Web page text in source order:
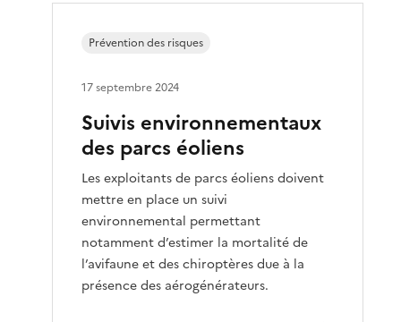
Suivis environnementaux
des parcs éoliens
Les exploitants de parcs éoliens doivent
mettre en place un suivi
environnemental permettant
notamment d’estimer la mortalité de
l’avifaune et des chiroptères due à la
présence des aérogénérateurs.
Prévention des risques
17 septembre 2024